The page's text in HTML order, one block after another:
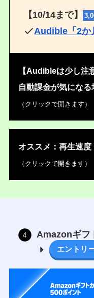
【10/14まで】
Audible 「2
【Audibleは少し注
自動課金が気にな
（クリックで開きます）
オススメ：再生速度
（クリックで開きます）
Amazonギフ
エントリ